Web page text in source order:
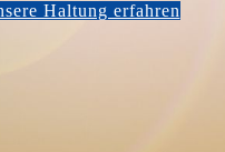
Haltung erfahren